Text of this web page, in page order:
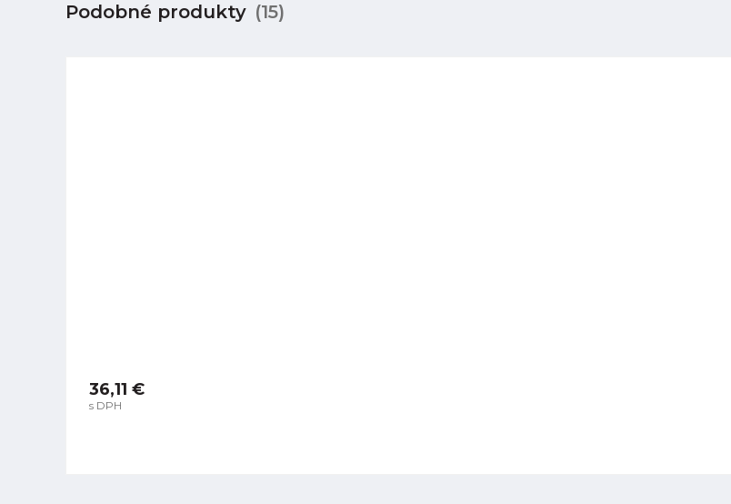
Podobné produkty (15)
36,11 €
s DPH